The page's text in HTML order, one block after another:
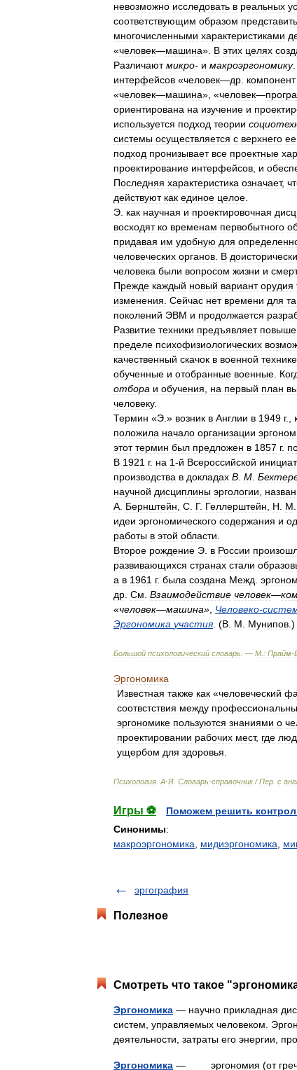
невозможно исследовать в реальных
соответствующим образом представить
многочисленными характеристиками
«человек—машина». В этих целях
Различают микро- и макроэргономику.
интерфейсов «человек—др компонент
«человек—машина», «человек—
ориентирована на изучение и
используется подход теории
системы осуществляется с верхнего ее
подход пронизывает все проектные
проектирование интерфейсов и
Последняя характеристика означает,
действуют как единое целое
Э как научная и проектировочная
восходят ко временам первобытного
придавая им удобную для
человеческих органов В
человека были вопросом жизни и
Прежде каждый новый вариант орудия
изменения Сейчас нет времени для
поколений ЭВМ и продолжается
Развитие техники предъявляет
пределе психофизиологических
качественный скачок в военной технике
обученные и отобранные военные
отбора и обучения на первый план
человеку.
Термин «Э .» возник в Англии в 1949 г.,
положила начало организации
этот термин был предложен в 1857 г.
В 1921 г. на 1-й Всероссийской
производства в докладах В М
научной дисциплины эргологии
А Бернштейн С Г. Геллерштейн Н М
идеи эргономического содержания и
работы в этой области
Второе рождение Э в России
развивающихся странах стали
а в 1961 г. была создана Межд
др См Взаимодействие человек—
«человек—машина» Человеко-
Эргономика участия. (В М Мунипов .)
Большой психологический словарь . — М : Прайм-
Эргономика
Известная также как «человеческий
соотвстствия между
эргономике пользуются знаниями о
проектировании рабочих мест, где
ущербом для здоровья
Психология А-Я Словарь-справочник/Пер с
Игры ⚽
Поможем решить
Синонимы:
макроэргономика
мидиэргономика
эргография
Полезное
Смотреть что такое
Эргономика — научно прикладная
систем, управляемых человеком.
деятельности, затраты его энергии,
Эргономика — эргономия (от